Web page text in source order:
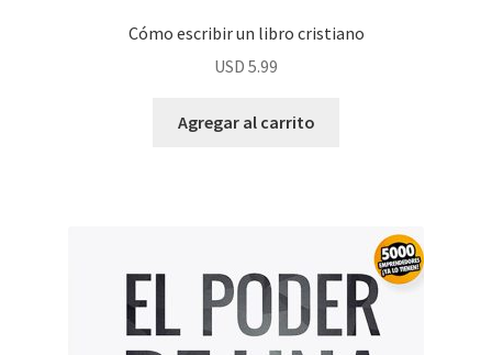
Cómo escribir un libro cristiano
USD 5.99
Agregar al carrito